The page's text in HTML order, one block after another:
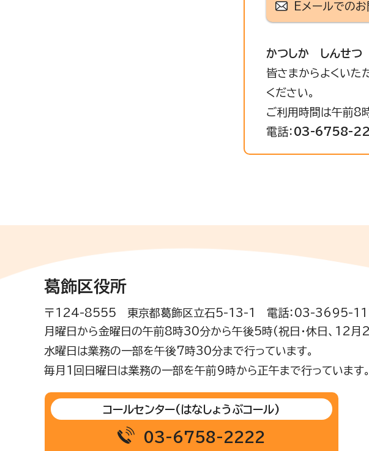
Eメールでのお
かつしか しんせつ
皆さまからよくいた
ください。
ご利用時間は午前8
電話： 03-6758-
葛飾区役所
〒124-8555 東京都葛飾区立石5-13-1 電話：03-3695-
月曜日から金曜日の午前8時30分から午後5時(祝日・休日、12
水曜日は業務の一部を午後7時30分まで行っています。
毎月1回日曜日は業務の一部を午前9時から正午まで行っています。
コールセンター(はなしょうぶコール)
03-6758-2222